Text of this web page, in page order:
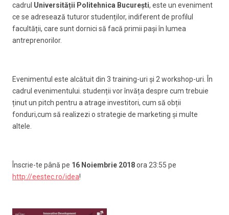
cadrul Universității Politehnica București, este un eveniment
ce se adresează tuturor studenților, indiferent de profilul
facultății, care sunt dornici să facă primii pași în lumea
antreprenorilor.
Evenimentul este alcătuit din 3 training-uri și 2 workshop-uri. În
cadrul evenimentului. studenții vor învăța despre cum trebuie
ținut un pitch pentru a atrage investitori, cum să obții
fonduri,cum să realizezi o strategie de marketing și multe
altele.
Înscrie-te până pe 16 Noiembrie 2018ora 23:55 pe
http://eestec.ro/idea!